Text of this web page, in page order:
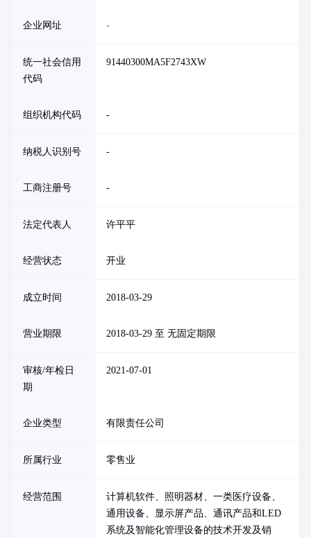
企业网址 -
统一社会信用
代码
91440300MA5F2743XW
组织机构代码 -
纳税人识别号 -
工商注册号 -
法定代表人 许平平
经营状态 开业
成立时间 2018-03-29
营业期限 2018-03-29 至 无固定期限
审核/年检日
期
2021-07-01
企业类型 有限责任公司
所属行业 零售业
经营范围
计算机软件、照明器材、一类医疗设备、
通用设备、显示屏产品、通讯产品和LED
系统及智能化管理设备的技术开发及销